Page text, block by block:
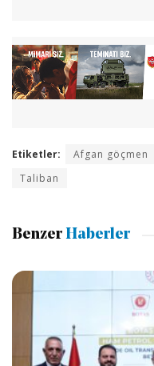
Etiketler: Afgan göçmen
Taliban
Benzer Haberler